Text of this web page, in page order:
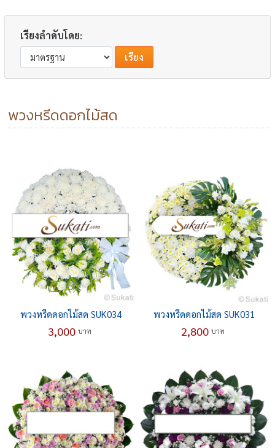
เรียงลำดับโดย:
พวงหรีดดอกไม้สด
พวงหรีดดอกไม้สด SUK034
3,000 บาท
พวงหรีดดอกไม้สด SUK031
2,800 บาท